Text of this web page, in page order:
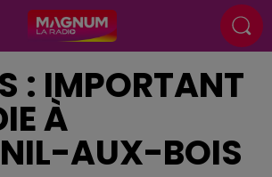
: IMPORTANT
À
AUX-BOIS